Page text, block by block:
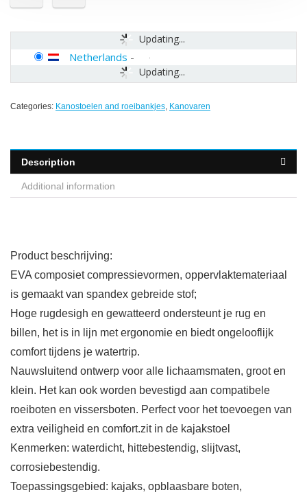
Updating...
Updating...
Netherlands -
Categories: Kanostoelen and roeibankjes, Kanovaren
Description
Additional information
Product beschrijving:
EVA composiet compressievormen, oppervlaktemateriaal
is gemaakt van spandex gebreide stof;
Hoge rugdesigh en gewatteerd ondersteunt je rug en
billen, het is in lijn met ergonomie en biedt ongelooflijk
comfort tijdens je watertrip.
Nauwsluitend ontwerp voor alle lichaamsmaten, groot en
klein. Het kan ook worden bevestigd aan compatibele
roeiboten en vissersboten. Perfect voor het toevoegen van
extra veiligheid en comfort.zit in de kajakstoel
Kenmerken: waterdicht, hittebestendig, slijtvast,
corrosiebestendig.
Toepassingsgebied: kajaks, opblaasbare boten,